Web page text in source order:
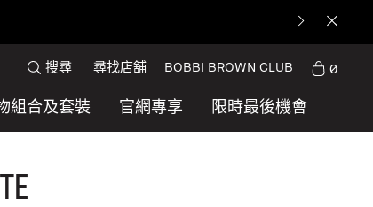
組合及套裝 官網專享 限時最後機會
搜尋 尋找店舖 BOBBI BROWN CLUB 0